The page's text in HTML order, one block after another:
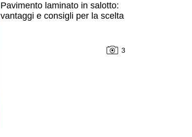
Pavimento laminato in salotto:
vantaggi e consigli per la scelta
3